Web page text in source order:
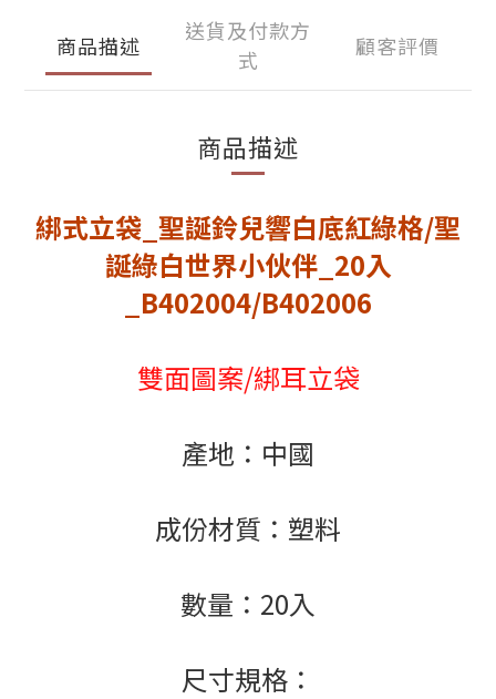
商品描述
送貨及付款方
式
顧客評價
商品描述
綁式立袋_聖誕鈴兒響白底紅綠格/聖
誕綠白世界小伙伴_20入
_B402004/B402006
雙面圖案/綁耳立袋
產地：中國
成份材質：塑料
數量：20入
尺寸規格：